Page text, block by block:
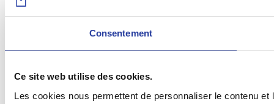
Consentement
Ce site web utilise des cookies.
Les cookies nous permettent de personnaliser le contenu